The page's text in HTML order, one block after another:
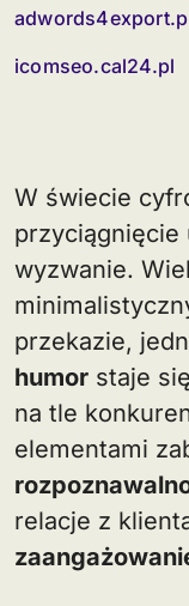
icomseo.cal24.pl
W świecie cyfrowej reklamy skuteczne
przyciągnięcie
wyzwanie.
przekazie,
humor staje
na tle
elementami
relacje z